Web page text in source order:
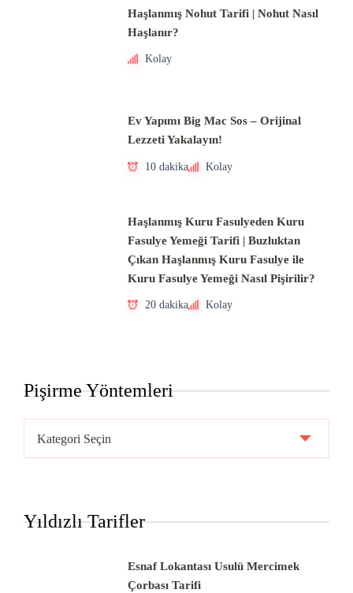
Haşlanmış Nohut Tarifi | Nohut Nasıl
Haşlanır?
Kolay
Ev Yapımı Big Mac Sos – Orijinal
Lezzeti Yakalayın!
10 dakika Kolay
Haşlanmış Kuru Fasulyeden Kuru
Fasulye Yemeği Tarifi | Buzluktan
Çıkan Haşlanmış Kuru Fasulye ile
Kuru Fasulye Yemeği Nasıl Pişirilir?
20 dakika Kolay
Pişirme Yöntemleri
Yöntemleri
Yıldızlı Tarifler
Esnaf Lokantası Usulü Mercimek
Çorbası Tarifi